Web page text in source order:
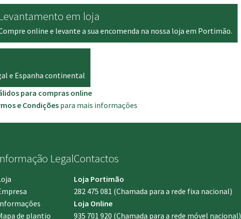
em loja
online e levante a sua encomenda na nossa loja em Portimão.
e Espanha continental
para compras online
e Condições para mais informações
Legal
de plantio
Contactos
Loja Portimão
282 475 081 (Chamada para a rede fixa nacional)
Loja Online
935 701 920 (Chamada para a rede móvel nacional)